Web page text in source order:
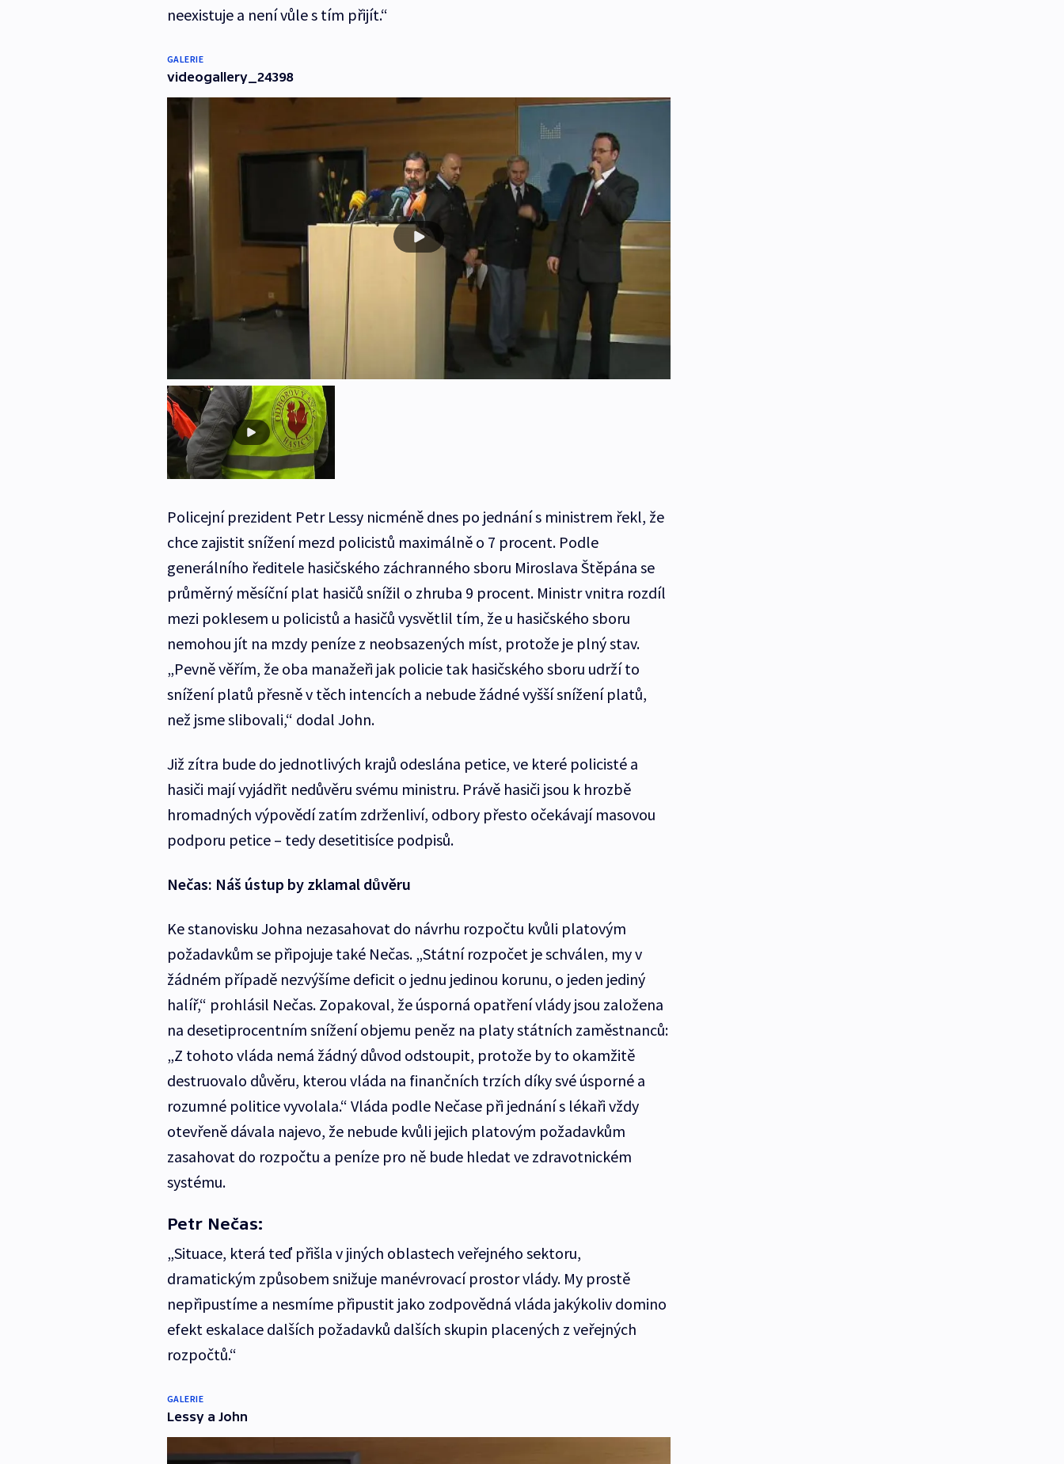
neexistuje a není vůle s tím přijít.“
GALERIE
videogallery_24398
Policejní prezident Petr Lessy nicméně dnes po jednání s ministrem řekl, že
chce zajistit snížení mezd policistů maximálně o 7 procent. Podle
generálního ředitele hasičského záchranného sboru Miroslava Štěpána se
průměrný měsíční plat hasičů snížil o zhruba 9 procent. Ministr vnitra rozdíl
mezi poklesem u policistů a hasičů vysvětlil tím, že u hasičského sboru
nemohou jít na mzdy peníze z neobsazených míst, protože je plný stav.
„Pevně věřím, že oba manažeři jak policie tak hasičského sboru udrží to
snížení platů přesně v těch intencích a nebude žádné vyšší snížení platů,
než jsme slibovali,“ dodal John.
Již zítra bude do jednotlivých krajů odeslána petice, ve které policisté a
hasiči mají vyjádřit nedůvěru svému ministru. Právě hasiči jsou k hrozbě
hromadných výpovědí zatím zdrženliví, odbory přesto očekávají masovou
podporu petice – tedy desetitisíce podpisů.
Nečas: Náš ústup by zklamal důvěru
Ke stanovisku Johna nezasahovat do návrhu rozpočtu kvůli platovým
požadavkům se připojuje také Nečas. „Státní rozpočet je schválen, my v
žádném případě nezvýšíme deficit o jednu jedinou korunu, o jeden jediný
halíř,“ prohlásil Nečas. Zopakoval, že úsporná opatření vlády jsou založena
na desetiprocentním snížení objemu peněz na platy státních zaměstnanců:
„Z tohoto vláda nemá žádný důvod odstoupit, protože by to okamžitě
destruovalo důvěru, kterou vláda na finančních trzích díky své úsporné a
rozumné politice vyvolala.“ Vláda podle Nečase při jednání s lékaři vždy
otevřeně dávala najevo, že nebude kvůli jejich platovým požadavkům
zasahovat do rozpočtu a peníze pro ně bude hledat ve zdravotnickém
systému.
Petr Nečas:
„Situace, která teď přišla v jiných oblastech veřejného sektoru,
dramatickým způsobem snižuje manévrovací prostor vlády. My prostě
nepřipustíme a nesmíme připustit jako zodpovědná vláda jakýkoliv domino
efekt eskalace dalších požadavků dalších skupin placených z veřejných
rozpočtů.“
GALERIE
Lessy a John